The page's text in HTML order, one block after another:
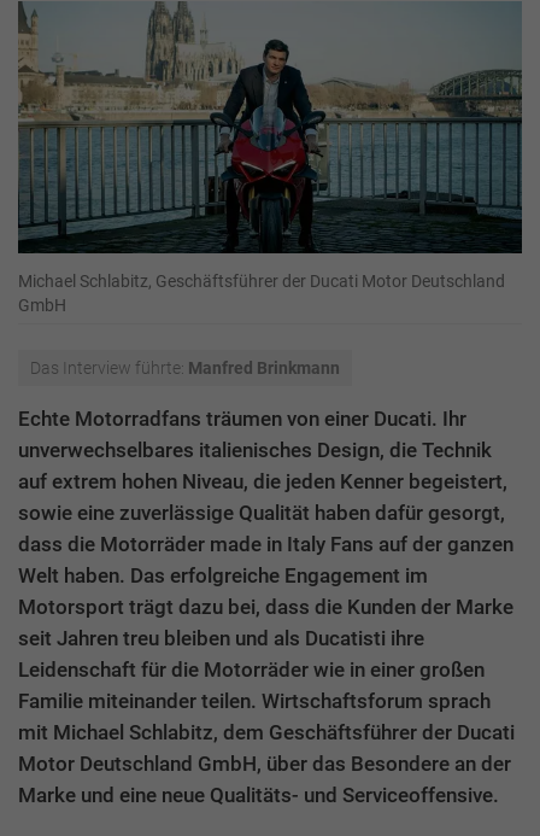
Michael Schlabitz, Geschäftsführer der Ducati Motor Deutschland
GmbH
Das Interview führte: Manfred Brinkmann
Echte Motorradfans träumen von einer Ducati. Ihr
unverwechselbares italienisches Design, die Technik
auf extrem hohen Niveau, die jeden Kenner begeistert,
sowie eine zuverlässige Qualität haben dafür gesorgt,
dass die Motorräder made in Italy Fans auf der ganzen
Welt haben. Das erfolgreiche Engagement im
Motorsport trägt dazu bei, dass die Kunden der Marke
seit Jahren treu bleiben und als Ducatisti ihre
Leidenschaft für die Motorräder wie in einer großen
Familie miteinander teilen. Wirtschaftsforum sprach
mit Michael Schlabitz, dem Geschäftsführer der Ducati
Motor Deutschland GmbH, über das Besondere an der
Marke und eine neue Qualitäts- und Serviceoffensive.